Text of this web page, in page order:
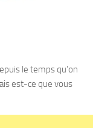
le temps qu’on
est-ce que vous